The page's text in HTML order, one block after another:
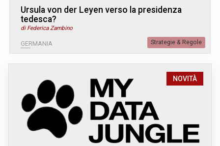
Ursula von der Leyen verso la presidenza
tedesca?
di Federica Zambino
GERMANIA Strategie & Regole
NOVITÀ